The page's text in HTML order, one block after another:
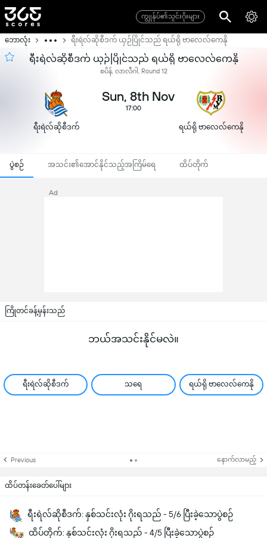
ကျွုန်ုပ်၏သွင်းဂိုးများ
ဘောလုံး ရီးရဲလ်ဆိုစီဒက် ယှဉ်ပြိုင်သည် ရယ်ရို ဗာလေလ်ကေနို
ရီးရဲလ်ဆိုစီဒက် ယှဉ်ပြိုင်သည် ရယ်ရို ဗာလေလ်ကေနို
စပိန်, လာလီဂါ, Round 12
ရီးရဲလ်ဆိုစီဒက်
Sun, 8th Nov
17:00
ရယ်ရို ဗာလေလ်ကေနို
ပွဲစဉ် အသင်း၏အောင်နိုင်သည့်အကြိမ်ရေ ထိပ်တိုက်
Ad
ကြိုတင်ခန့်မှန်းသည်
ဘယ်အသင်းနိုင်မလဲ။
ရီးရဲလ်ဆိုစီဒက် သရေ ရယ်ရို ဗာလေလ်ကေနို
Previous နောက်လာမည့်
ထိပ်တန်းခေတ်ပေါ်များ
ရီးရဲလ်ဆိုစီဒက်: နှစ်သင်းလုံး ဂိုးရသည် - 5/6 ပြီးခဲ့သောပွဲစဉ်
ထိပ်တိုက်: နှစ်သင်းလုံး ဂိုးရသည် - 4/5 ပြီးခဲ့သောပွဲစဉ်